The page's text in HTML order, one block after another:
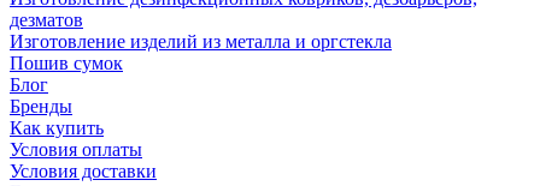
дезматов
Изготовление изделий из металла и оргстекла
Пошив сумок
Блог
Бренды
Как купить
Условия оплаты
Условия доставки